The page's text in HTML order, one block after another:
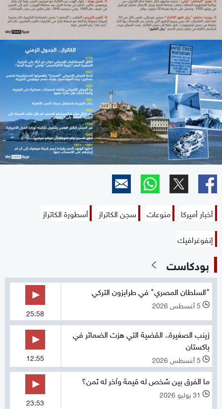
أخبار أميركا منوعات سجن الكاتراز
أسطورة الكاتراز
إنفوغرافيك
بودكاست
"السلطان المصري" في طرابزون التركي
l 5 أغسطس 2026
25:58
زينب الصغيرة.. القضية التي هزت الضمائر في
باكستان
l 5 أغسطس 2026 12:55
ما الفرق بين شخص له قيمة وآخر له ثمن؟
l 31 يوليو 2026
23:53